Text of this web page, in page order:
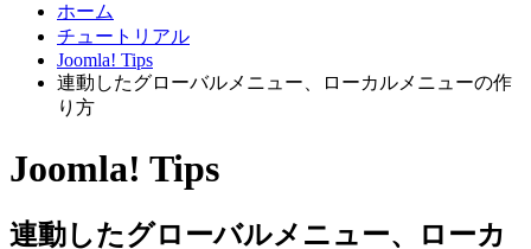
ホーム
チュートリアル
Joomla! Tips
連動したグローバルメニュー、ローカルメニューの作
り方
Joomla! Tips
連動したグローバルメニュー、ローカ